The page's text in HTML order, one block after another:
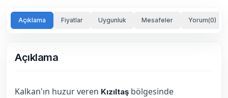
Açıklama Fiyatlar Uygunluk Mesafeler Yorum(0)
Açıklama
Kalkan'ın huzur veren Kızıltaş bölgesinde